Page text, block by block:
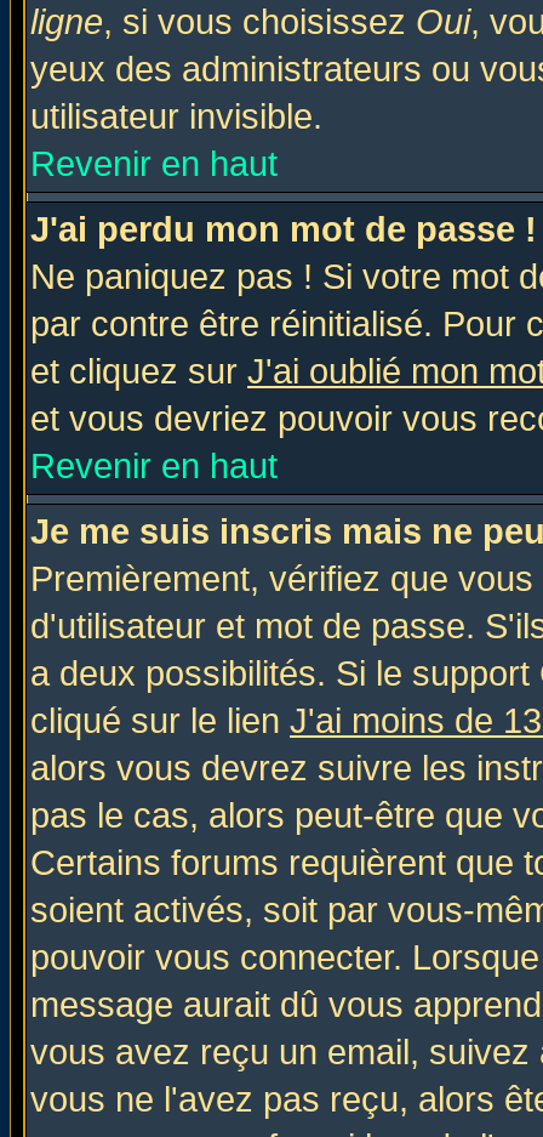
ligne, si vous choisissez Oui,
yeux des administrateurs ou
utilisateur invisible.
Revenir en haut
J'ai perdu mon mot de passe !
Ne paniquez pas ! Si votre mot
par contre être réinitialisé. Pour
et cliquez sur J'ai oublié mon
et vous devriez pouvoir vous
Revenir en haut
Je me suis inscris mais ne
Premièrement, vérifiez que
d'utilisateur et mot de passe.
a deux possibilités. Si le
cliqué sur le lien J'ai moins de
alors vous devrez suivre les
pas le cas, alors peut-être que
Certains forums requièrent que
soient activés, soit par vous-
pouvoir vous connecter.
message aurait dû vous
vous avez reçu un email,
vous ne l'avez pas reçu, alors